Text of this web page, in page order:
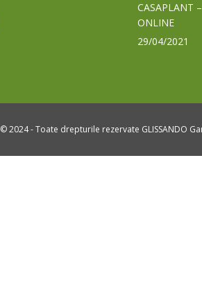
CASAPLANT
ONLINE
29/04/2021
© 2024 - Toate drepturile rezervate GLISSANDO